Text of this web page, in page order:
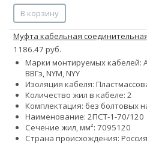
В корзину
Муфта кабельная
1186.47 руб.
Марки монтируемых кабелей:
ВВГз, NYM, NYY
Изоляция кабеля:
Количество жил в кабеле: 2
Комплектация: без болтовых
Наименование: 2ПСТ-1-70/120
Сечение жил, мм²: 7095120
Страна происхождения: Россия